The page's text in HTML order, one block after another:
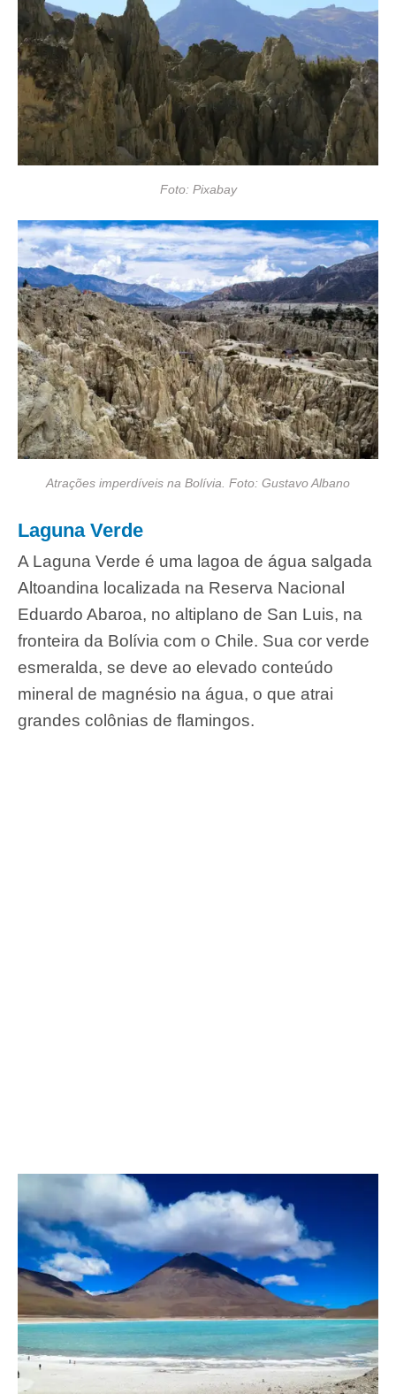
Foto: Pixabay
Atrações imperdíveis na Bolívia. Foto: Gustavo Albano
Laguna Verde
A Laguna Verde é uma lagoa de água salgada
Altoandina localizada na Reserva Nacional
Eduardo Abaroa, no altiplano de San Luis, na
fronteira da Bolívia com o Chile. Sua cor verde
esmeralda, se deve ao elevado conteúdo
mineral de magnésio na água, o que atrai
grandes colônias de flamingos.